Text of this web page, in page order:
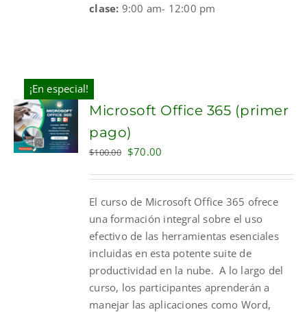
clase: 9:00 am- 12:00 pm
¡En especial!
BUY
Microsoft Office 365 (primer
pago)
$100.00 Original
$100.00.
$70.00
$70.00.
El curso de Microsoft Office 365 ofrece
una formación integral sobre el uso
efectivo de las herramientas esenciales
incluidas en esta potente suite de
productividad en la nube. A lo largo del
curso, los participantes aprenderán a
manejar las aplicaciones como Word,